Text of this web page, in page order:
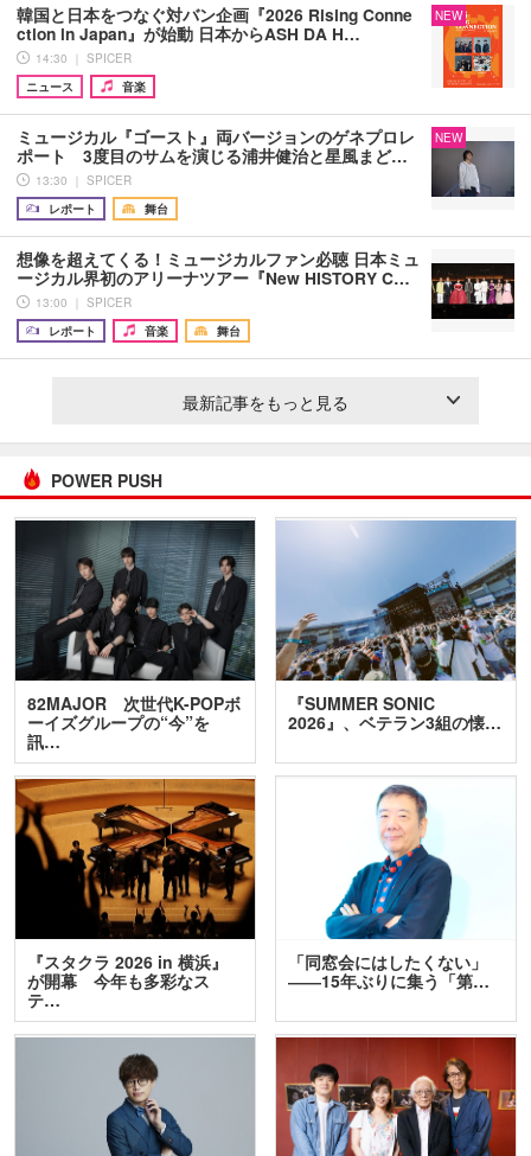
韓国と日本をつなぐ対バン企画『2026 Rising Conne
ction in Japan』が始動 日本からASH DA H…
14:30 ｜ SPICER
ニュース
音楽
NEW
ミュージカル『ゴースト』両バージョンのゲネプロレ
ポート 3度目のサムを演じる浦井健治と星風まど…
13:30 ｜ SPICER
レポート
舞台
NEW
想像を超えてくる！ミュージカルファン必聴 日本ミュ
ージカル界初のアリーナツアー『New HISTORY C…
13:00 ｜ SPICER
レポート
音楽 舞台
最新記事をもっと見る
POWER PUSH
82MAJOR 次世代K-POPボ
ーイズグループの“今”を
訊…
『SUMMER SONIC
2026』、ベテラン3組の懐…
『スタクラ 2026 in 横浜』
が開幕 今年も多彩なス
テ…
「同窓会にはしたくない」
――15年ぶりに集う「第…